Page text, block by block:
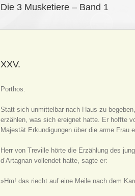
Die 3 Musketiere – Band 1
XXV.
Porthos.
Statt sich unmittelbar nach Haus zu
erzählen, was sich ereignet hatte. Er hoffte
Majestät Erkundigungen über die arme Frau
Herr von Treville hörte die Erzählung des
d’Artagnan vollendet hatte, sagte er:
»Hm! das riecht auf eine Meile nach dem